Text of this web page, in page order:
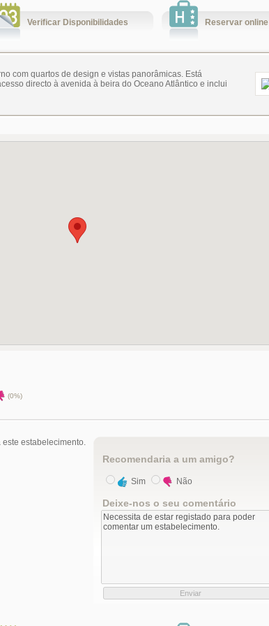
Verificar Disponibilidades Reservar online
com quartos de design e vistas panorâmicas. Está
directo à avenida à beira do Oceano Atlântico e inclui
(0%)
estabelecimento.
Recomendaria a um amigo?
Sim Não
Deixe-nos o seu comentário